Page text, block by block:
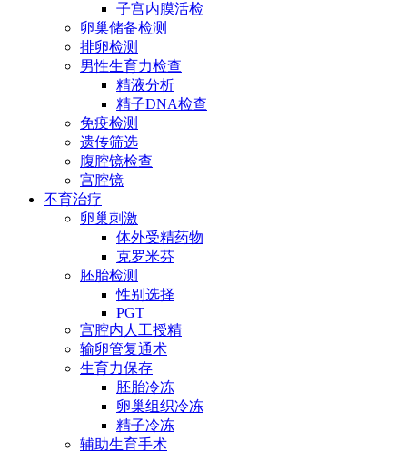
子宫内膜活检
卵巢储备检测
排卵检测
男性生育力检查
精液分析
精子DNA检查
免疫检测
遗传筛选
腹腔镜检查
宫腔镜
不育治疗
卵巢刺激
体外受精药物
克罗米芬
胚胎检测
性别选择
PGT
宫腔内人工授精
输卵管复通术
生育力保存
胚胎冷冻
卵巢组织冷冻
精子冷冻
辅助生育手术